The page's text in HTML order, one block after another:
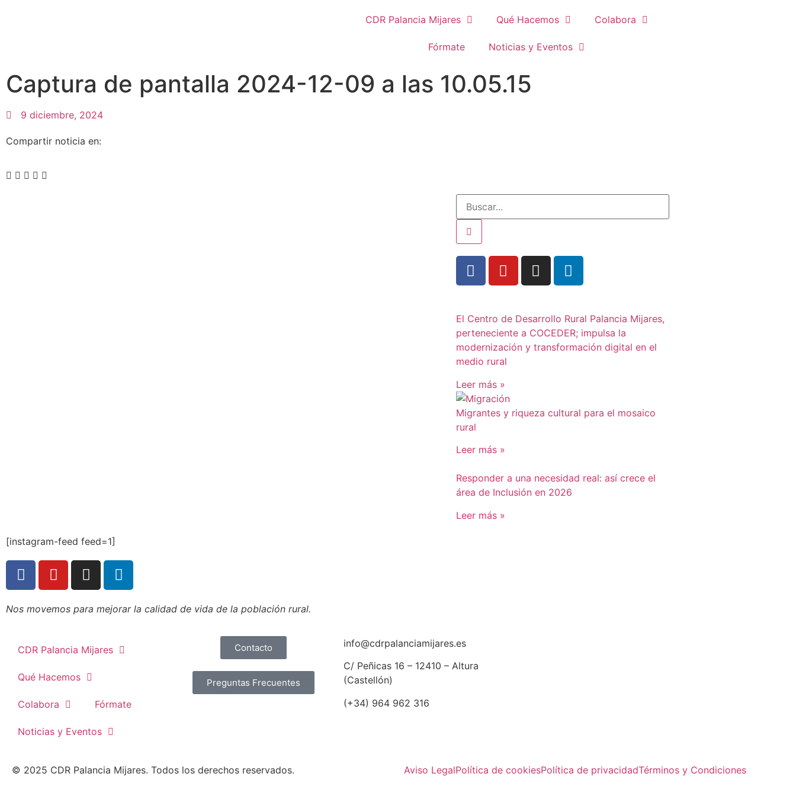
CDR Palancia Mijares Qué Hacemos Colabora
Fórmate Noticias y Eventos
Captura de pantalla 2024-12-09 a las 10.05.15
9 diciembre, 2024
Compartir noticia en:
El Centro de Desarrollo Rural Palancia Mijares,
perteneciente a COCEDER; impulsa la
modernización y transformación digital en el
medio rural
Leer más »
Migrantes y riqueza cultural para el mosaico
rural
Leer más »
Responder a una necesidad real: así crece el
área de Inclusión en 2026
Leer más »
[instagram-feed feed=1]
Nos movemos para mejorar la calidad de vida de la población rural.
CDR Palancia Mijares
Qué Hacemos
Colabora Fórmate
Noticias y Eventos
Contacto
Preguntas Frecuentes
info@cdrpalanciamijares.es
C/ Peñicas 16 – 12410 – Altura
(Castellón)
(+34) 964 962 316
© 2025 CDR Palancia Mijares. Todos los derechos reservados. Aviso LegalPolítica de cookiesPolítica de privacidadTérminos y Condiciones